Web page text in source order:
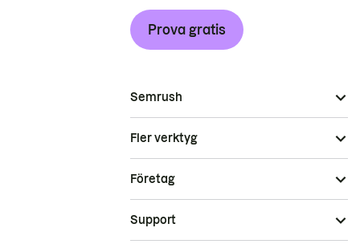
Prova gratis
Semrush
Fler verktyg
Företag
Support